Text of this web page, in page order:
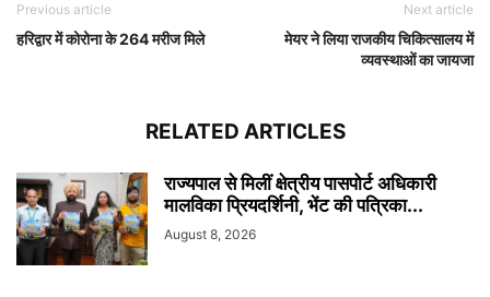
Previous article
हरिद्वार में कोरोना के 264 मरीज मिले
Next article
मेयर ने लिया राजकीय चिकित्सालय में
व्यवस्थाओं का जायजा
RELATED ARTICLES
राज्यपाल से मिलीं क्षेत्रीय पासपोर्ट अधिकारी
मालविका प्रियदर्शिनी, भेंट की पत्रिका...
August 8, 2026